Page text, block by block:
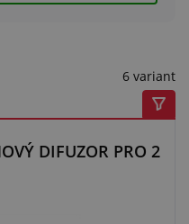
6 variant
DIFUZOR PRO 2